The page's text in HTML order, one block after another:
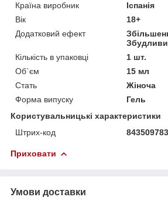
Країна виробник
Іспанія
Вік
18+
Додатковий ефект
Кількість в упаковці
1 шт.
Об`єм
15 мл
Стать
Жіноча
Форма випуску
Гель
Користувальницькі характеристики
Штрих-код
Приховати
Умови доставки